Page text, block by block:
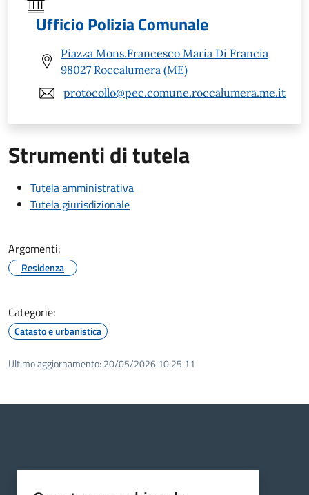
Ufficio Polizia Comunale
Piazza Mons.Francesco Maria Di Francia
98027 Roccalumera (ME)
protocollo@pec.comune.roccalumera.me.it
Strumenti di tutela
Tutela amministrativa
Tutela giurisdizionale
Argomenti:
Residenza
Categorie:
Catasto e urbanistica
Ultimo aggiornamento: 20/05/2026 10:25.11